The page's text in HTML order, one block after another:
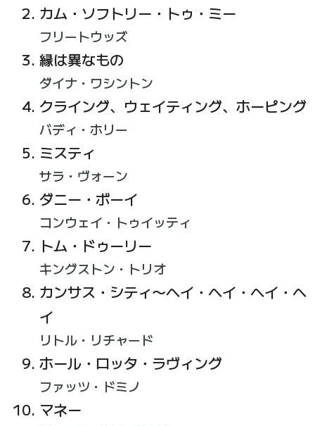
カム・ソフトリー・トゥ・ミー
フリートウッズ
縁は異なもの
ダイナ・ワシントン
クライング、ウェイティング、ホーピング
バディ・ホリー
ミスティ
サラ・ヴォーン
ダニー・ボーイ
コンウェイ・トゥイッティ
トム・ドゥーリー
キングストン・トリオ
カンサス・シティ〜ヘイ・ヘイ・ヘイ・ヘ
イ
リトル・リチャード
ホール・ロッタ・ラヴィング
ファッツ・ドミノ
マネー